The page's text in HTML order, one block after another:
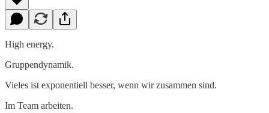
High energy.
Gruppendynamik.
Vieles ist exponentiell besser, wenn wir zusammen sind.
Im Team arbeiten.